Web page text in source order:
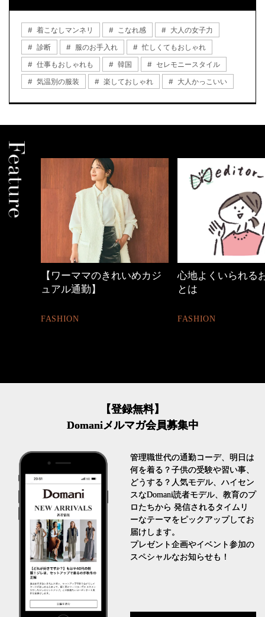
着こなしマンネリ こなれ感
大人の女子力
診断
服のお手入れ
忙しくてもおしゃれ
仕事もおしゃれも
韓国
セレモニースタイル
気温別の服装
楽しておしゃれ 大人かっこいい
【ワーママのきれいめカジ
ュアル通勤】
FASHION
心地よくいられる
とは
FASHION
【登録無料】
Domaniメルマガ会員募集中
管理職世代の通勤コーデ、明日は
何を着る？子供の受験や習い事、
どうする？人気モデル、ハイセン
スなDomani読者モデル、教育のプ
ロたちから 発信されるタイムリ
ーなテーマをピックアップしてお
届けします。
プレゼント企画やイベント参加の
スペシャルなお知らせも！